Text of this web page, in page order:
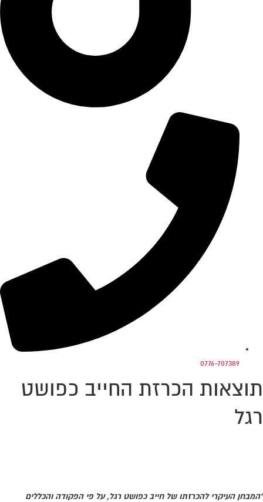
0776-707389
תוצאות הכרזת החייב כפושט
רגל
"המבחן העיקרי להכרזתו של חייב כפושט רגל, על פי הפקודה והכללים